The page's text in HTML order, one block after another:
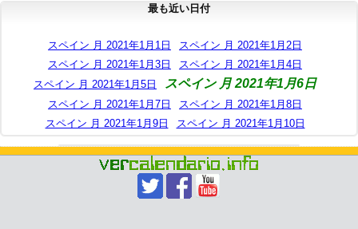
最も近い日付
スペイン 月 2021年1月1日
スペイン 月 2021年1月2日
スペイン 月 2021年1月3日
スペイン 月 2021年1月4日
スペイン 月 2021年1月5日
スペイン 月 2021年1月6日
スペイン 月 2021年1月7日
スペイン 月 2021年1月8日
スペイン 月 2021年1月9日
スペイン 月 2021年1月10日